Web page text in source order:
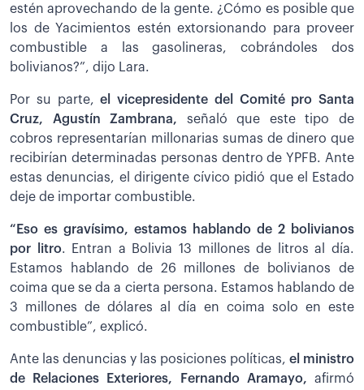
estén aprovechando de la gente. ¿Cómo es posible que
los de Yacimientos estén extorsionando para proveer
combustible a las gasolineras, cobrándoles dos
bolivianos?”, dijo Lara.
Por su parte,el vicepresidente del Comité pro Santa
Cruz, Agustín Zambrana, señaló que este tipo de
cobros representarían millonarias sumas de dinero que
recibirían determinadas personas dentro de YPFB. Ante
estas denuncias, el dirigente cívico pidió que el Estado
deje de importar combustible.
“Eso es gravísimo, estamos hablando de 2 bolivianos
por litro. Entran a Bolivia 13 millones de litros al día.
Estamos hablando de 26 millones de bolivianos de
coima que se da a cierta persona. Estamos hablando de
3 millones de dólares al día en coima solo en este
combustible”, explicó.
Ante las denuncias y las posiciones políticas, el ministro
de Relaciones Exteriores, Fernando Aramayo, afirmó